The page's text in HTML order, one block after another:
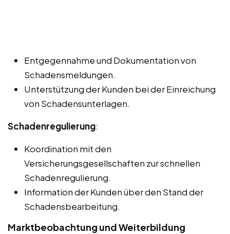
Entgegennahme und Dokumentation von
Schadensmeldungen.
Unterstützung der Kunden bei der Einreichung
von Schadensunterlagen.
Schadenregulierung:
Koordination mit den
Versicherungsgesellschaften zur schnellen
Schadenregulierung.
Information der Kunden über den Stand der
Schadensbearbeitung.
Marktbeobachtung und Weiterbildung